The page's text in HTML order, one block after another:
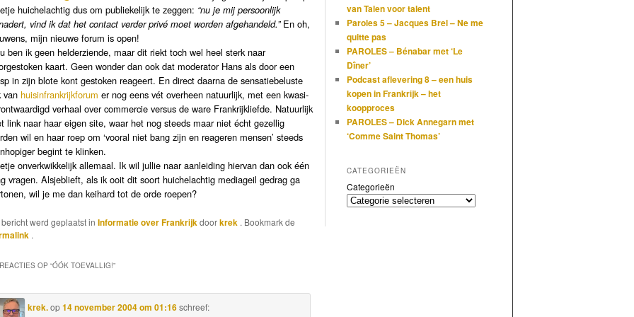
huichelachtig dus om publiekelijk te zeggen: “nu je mij persoonlijk
vind ik dat het contact verder privé moet worden afgehandeld.”En oh,
mijn nieuwe forum is open!
ben ik geen helderziende, maar dit riekt toch wel heel sterk naar
kaart. Geen wonder dan ook dat moderator Hans als door een
in zijn blote kont gestoken reageert. En direct daarna de sensatiebeluste
vanhuisinfrankrijkforum er nog eens vét overheen natuurlijk, met een kwasi-
verhaal over commercie versus de ware Frankrijkliefde. Natuurlijk
link naar haar eigen site, waar het nog steeds maar niet écht gezellig
wil en haar roep om ‘vooral niet bang zijn en reageren mensen’ steeds
begint te klinken.
onverkwikkelijk allemaal. Ik wil jullie naar aanleiding hiervan dan ook één
vragen. Alsjeblieft, als ik ooit dit soort huichelachtig mediageil gedrag ga
wil je me dan keihard tot de orde roepen?
werd geplaatst inInformatie over Frankrijkdoorkrek . Bookmark de
.
OP “ÓÓK TOEVALLIG!”
krek.op14 november 2004 om 01:16schreef:
van Talen voor talent
Paroles 5 – Jacques Brel – Ne me
quitte pas
PAROLES – Bénabar met ‘Le
Dîner’
Podcast aflevering 8 – een huis
kopen in Frankrijk – het
koopproces
PAROLES – Dick Annegarn met
‘Comme Saint Thomas’
CATEGORIEËN
Categorieën